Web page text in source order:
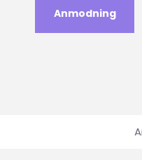
Anmodning